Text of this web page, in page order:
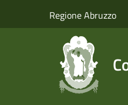
Regione Abruzzo